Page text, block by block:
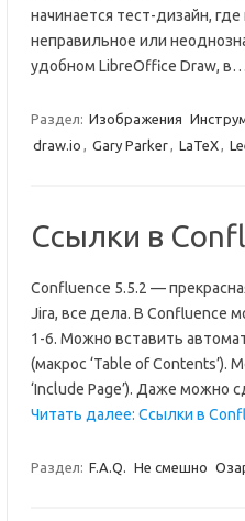
начинается тест-дизайн,
неправильное или
удобном LibreOffice Draw, в…
Раздел: Изображения
draw.io , Gary Parker, LaTeX,
Ссылки в
Confluence 5.5.2 —
Jira, все дела. В Confluence
1-6. Можно вставить
(макрос ‘Table of
‘Include Page’). Даже можно
Читать далее: Ссылки в
Раздел: F.A.Q. Не смешно